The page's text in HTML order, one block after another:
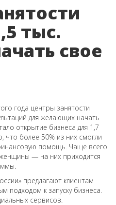
тыс.
свое
года центры занятости
для желающих начать
открытие бизнеса для 1,7
что более 50% из них смогли
помощь. Чаще всего
— на них приходится
предлагают клиентам
подходом к запуску бизнеса.
сервисов.